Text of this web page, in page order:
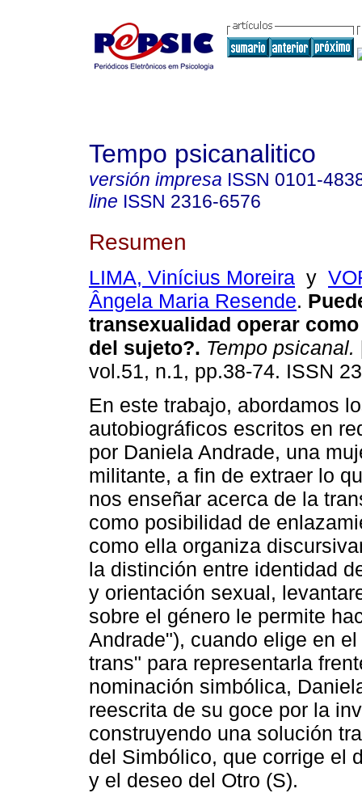
Tempo psicanalitico
versión impresa ISSN 0101-
line ISSN 2316-6576
Resumen
LIMA, Vinícius Moreira y
Ângela Maria Resende.
transexualidad operar
del sujeto?. Tempo psicanal.
vol.51, n.1, pp.38-74. ISSN
En este trabajo, abordamos
autobiográficos escritos en
por Daniela Andrade, una
militante, a fin de extraer lo
nos enseñar acerca de la
como posibilidad de
como ella organiza
la distinción entre identidad
y orientación sexual,
sobre el género le permite
Andrade"), cuando elige en
trans" para representarla
nominación simbólica,
reescrita de su goce por la
construyendo una solución
del Simbólico, que corrige el
y el deseo del Otro (S).